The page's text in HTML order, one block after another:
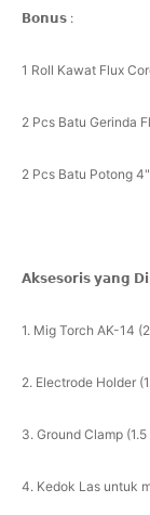
𝗕𝗼𝗻𝘂𝘀 :
1 Roll Kawat Flux
2 Pcs Batu Gerinda
2 Pcs Batu Potong
𝗔𝗸𝘀𝗲𝘀𝗼𝗿𝗶𝘀 𝘆𝗮𝗻𝗴
1. Mig Torch AK-14
2. Electrode Holder
3. Ground Clamp
4. Kedok Las untuk